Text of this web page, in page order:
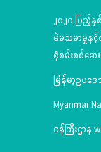
၂၀၂၀ ပြည့်
မဲမသမာမှုနှင့်
စုံစမ်းစစ်ဆေ
မြန်မာ့ဥပ
Myanmar
ဝန်ကြီးဌာန